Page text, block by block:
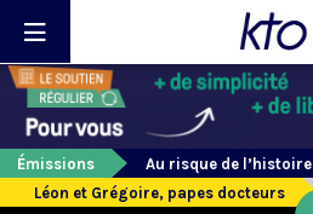
Émissions
Au risque de l’histoire
Léon et Grégoire, papes docteurs